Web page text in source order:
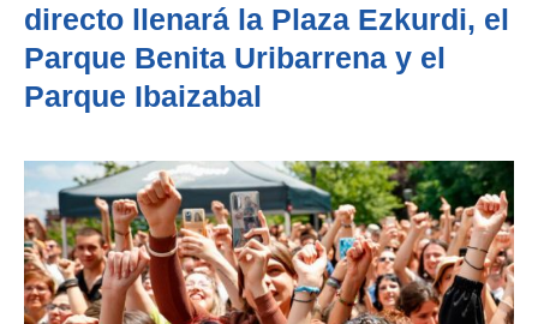
directo llenará la Plaza Ezkurdi, el
Parque Benita Uribarrena y el
Parque Ibaizabal